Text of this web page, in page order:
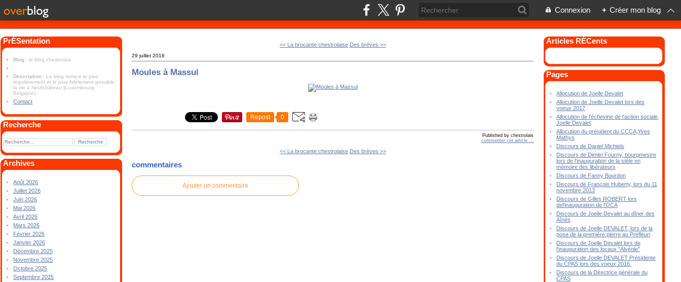
Connexion + Créer mon blog
PrÉSentation
Blog : le blog chestrolais
Description : Le blog retrace le plus
régulièrement et le plus fidèlement possible
la vie à Neufchâteau (Luxembourg-
Belgique).
Contact
Recherche
Archives
Août 2026
Juillet 2026
Juin 2026
Mai 2026
Avril 2026
Mars 2026
Février 2026
Janvier 2026
Décembre 2025
Novembre 2025
Octobre 2025
Septembre 2025
<< La brocante chestrolaise Des brèves >>
29 juillet 2016
Moules à Massul
Repost 0
Published by chestrolais
commenter cet article
<< La brocante chestrolaise Des brèves >>
commentaires
Ajouter un commentaire
Articles RÉCents
Pages
Allocution de Joelle Devalet
Allocution de Joelle Devalet lors des
voeux 2017
Allocution de l'échevine de l'action sociale,
Joelle Devalet
Allocution du président du CCCA,Yves
Mathys
Discours de Daniel Michiels
Discours de Dimitri Fourny, bourgmestre
lors de l'inauguration de la stèle en
mémoire des libérateurs
Discours de Fanny Bourdon
Discours de François Huberty, lors du 11
novembre 2013
Discours de Gilles ROBERT lors
del'inauguration de l'OCA
Discours de Joelle Devalet au dîner des
Aînés
Discours de Joelle DEVALET, lors de la
pose de la première pierre au Préfleuri
Discours de Joelle Devalet lors de
l'inauguration des locaux "Alvéole"
Discours de Joelle DEVALET Présidente
du CPAS lors des voeux 2016.
Discours de la Directrice générale du
CPAS